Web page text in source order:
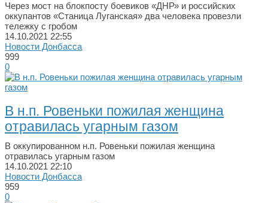
Через мост на блокпосту боевиков «ДНР» и российских
оккупантов «Станица Луганская» два человека провезли
тележку с гробом
14.10.2021 22:55
Новости Донбасса
999
0
В н.п. Ровеньки пожилая женщина
отравилась угарным газом
В оккупированном н.п. Ровеньки пожилая женщина
отравилась угарным газом
14.10.2021 22:10
Новости Донбасса
959
0